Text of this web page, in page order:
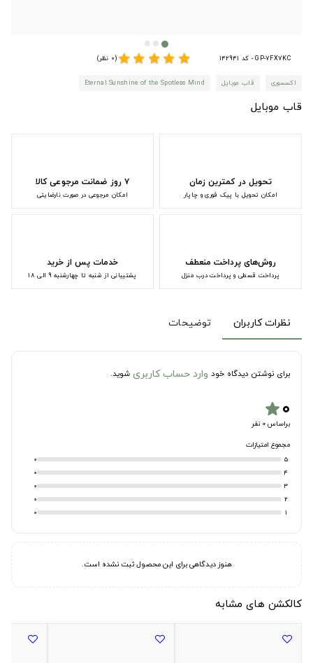
GP-7FX7KC - کد 142941 star
star
star
star
star(0 نظر)
اکسسوری قاب موبایل Eternal Sunshine of the Spotless Mind
قاب موبایل
تحویل در کمترین زمان
امکان تحویل با پیک فوری و چاپار
۷ روز ضمانت مرجوعی کالا
امکان مرجوعی در صورت نارضایتی
روش‌های پرداخت منعطف
پرداخت قسطی و پرداخت درب منزل
خدمات پس از خرید
پشتیبانی از شنبه تا چهارشنبه 9 الی 18
نظرات کاربران توضیحات
برای نوشتن دیدگاه خود وارد حساب کاربری شوید.
۰star
براساس 0 نفر
مجموع امتیازات
5
0
4
0
3
0
2
0
1
0
هنوز دیدگاهی برای این محصول ثبت نشده است.
کالکشن های مشابه